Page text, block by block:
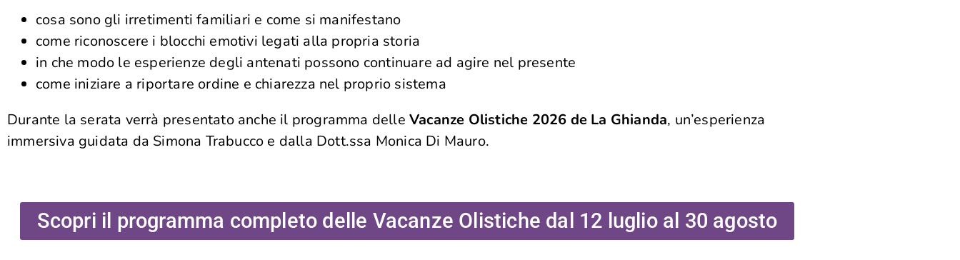
cosa sono gli irretimenti familiari e come si manifestano
come riconoscere i blocchi emotivi legati alla propria storia
in che modo le esperienze degli antenati possono continuare ad agire nel presente
come iniziare a riportare ordine e chiarezza nel proprio sistema
Durante la serata verrà presentato anche il programma delle Vacanze Olistiche 2026 de La Ghianda, un’esperienza
immersiva guidata da Simona Trabucco e dalla Dott.ssa Monica Di Mauro.
Scopri il programma completo delle Vacanze Olistiche dal 12 luglio al 30 agosto